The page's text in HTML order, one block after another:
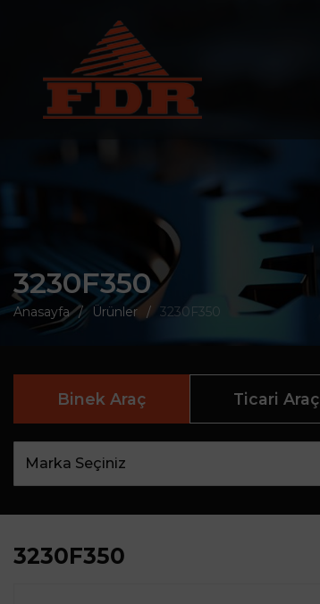
3230F350
Anasayfa Ürünler 3230F350
Binek Araç Ticari Araç
3230F350